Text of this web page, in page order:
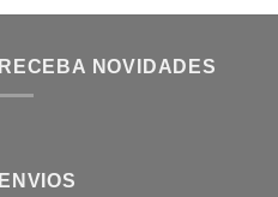
RECEBA NOVIDADES
ENVIOS